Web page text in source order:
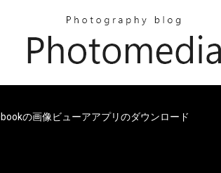
の画像ビューアアプリのダウンロード